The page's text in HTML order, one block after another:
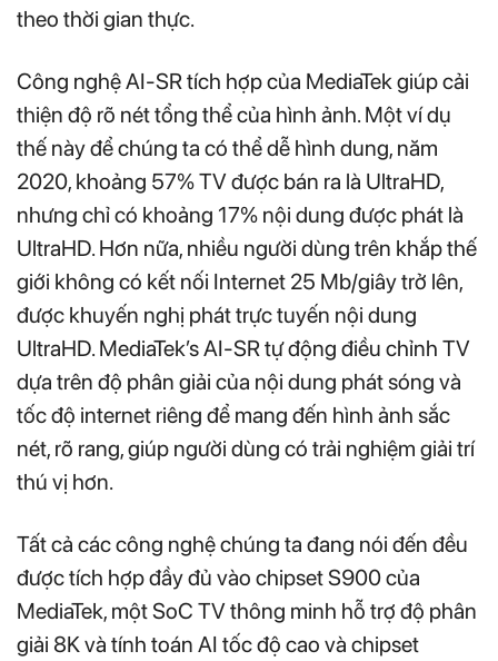
theo thời gian thực.
Công nghệ AI-SR tích hợp của MediaTek giúp cải
thiện độ rõ nét tổng thể của hình ảnh. Một ví dụ
thế này để chúng ta có thể dễ hình dung, năm
2020, khoảng 57% TV được bán ra là UltraHD,
nhưng chỉ có khoảng 17% nội dung được phát là
UltraHD. Hơn nữa, nhiều người dùng trên khắp thế
giới không có kết nối Internet 25 Mb/giây trở lên,
được khuyến nghị phát trực tuyến nội dung
UltraHD. MediaTek’s AI-SR tự động điều chỉnh TV
dựa trên độ phân giải của nội dung phát sóng và
tốc độ internet riêng để mang đến hình ảnh sắc
nét, rõ rang, giúp người dùng có trải nghiệm giải trí
thú vị hơn.
Tất cả các công nghệ chúng ta đang nói đến đều
được tích hợp đầy đủ vào chipset S900 của
MediaTek, một SoC TV thông minh hỗ trợ độ phân
giải 8K và tính toán AI tốc độ cao và chipset